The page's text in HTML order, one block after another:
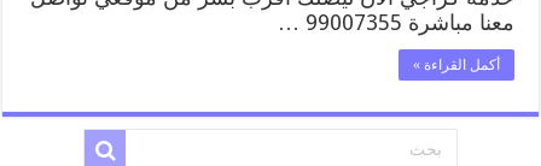
معنا مباشرة 99007355 …
أكمل القراءة »